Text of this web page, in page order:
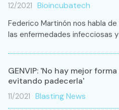
12/2021 Bioincubatech
Federico Martinón nos habla
las enfermedades infecciosas
GENVIP: 'No hay mejor
evitando padecerla'
11/2021 Blasting News